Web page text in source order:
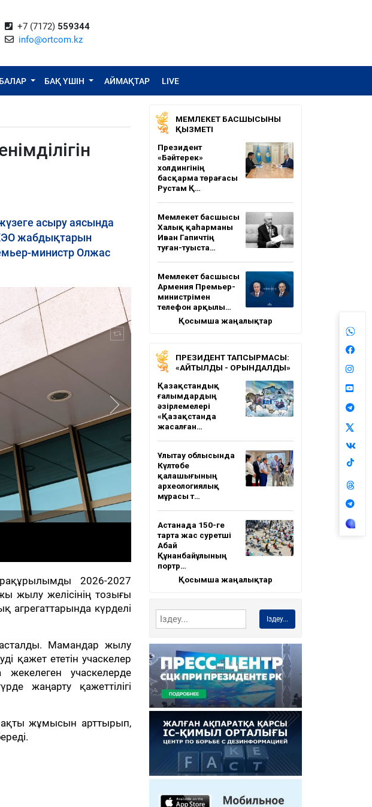
+7 (7172) 559344
info@ortcom.kz
БАҚ ҮШІН АЙМАҚТАР LIVE
асыру аясында
жабдықтарын
министр Олжас
2026-2027
жылу желісінің тозығы
күрделі
Мамандар жылу
қажет ететін учаскелер
учаскелерде
жаңарту қажеттілігі
жұмысын арттырып,
МЕМЛЕКЕТ БАСШЫСЫНЫҢ
ҚЫЗМЕТІ
Президент
«Бәйтерек»
холдингінің
басқарма төрағасы
Рустам Қ…
Мемлекет басшысы
Халық қаһарманы
Иван Гапичтің
туған-туыста…
Мемлекет басшысы
Армения Премьер-
министрімен
телефон арқылы…
Қосымша жаңалықтар
ПРЕЗИДЕНТ ТАПСЫРМАСЫ:
«АЙТЫЛДЫ - ОРЫНДАЛДЫ»
Қазақстандық
ғалымдардың
әзірлемелері
«Қазақстанда
жасалған…
Ұлытау облысында
Күлтөбе
қалашығының
археологиялық
мұрасы т…
Астанада 150-ге
тарта жас суретші
Абай
Құнанбайұлының
портр…
Қосымша жаңалықтар
Іздеу...